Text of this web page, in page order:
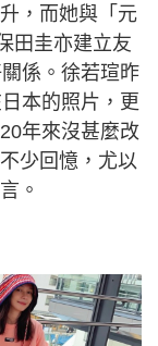
，而她與「元
田圭亦建立友
係。徐若瑄昨
本的照片，更
年來沒甚麼改
少回憶，尤以
。